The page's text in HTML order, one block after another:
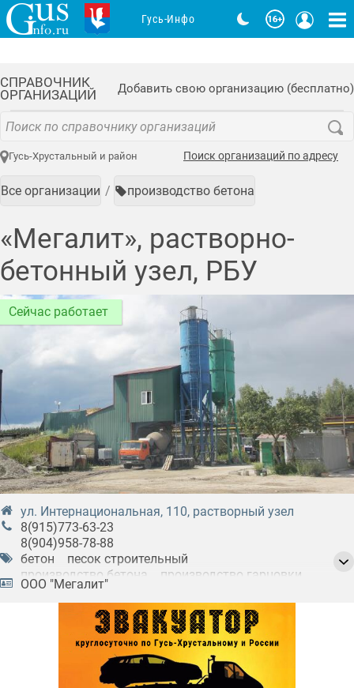
СПРАВОЧНИК
ОРГАНИЗАЦИЙ
Добавить свою организацию (бесплатно)
Гусь-Хрустальный и район Поиск организаций по адресу
Все организации производство бетона
«Мегалит», растворно-
бетонный узел, РБУ
Сейчас работает
ул. Интернациональная, 110, растворный узел
8(915)773-63-23
8(904)958-78-88
бетон
песок строительный
производство бетона
производство гарцовки
производство железобетонных изделий
производство строительных материалов
производство цементного раствора
растворно-бетонные узлы
цемент щебень
ООО "Мегалит"
Гусь-Инфо